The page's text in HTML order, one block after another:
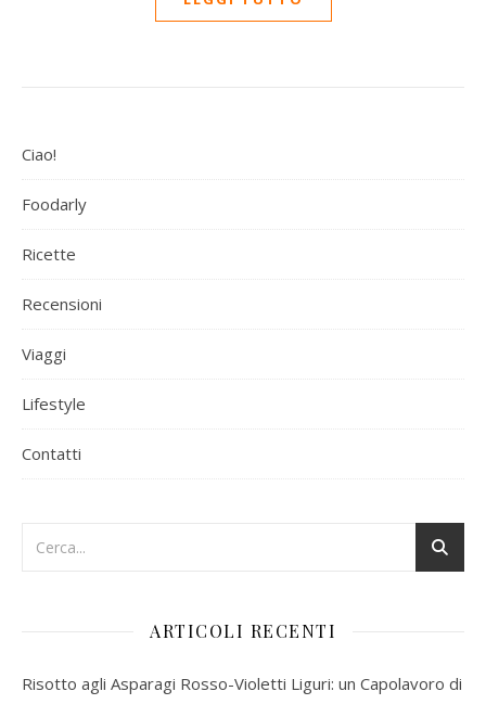
Ciao!
Foodarly
Ricette
Recensioni
Viaggi
Lifestyle
Contatti
ARTICOLI RECENTI
Risotto agli Asparagi Rosso-Violetti Liguri: un Capolavoro di